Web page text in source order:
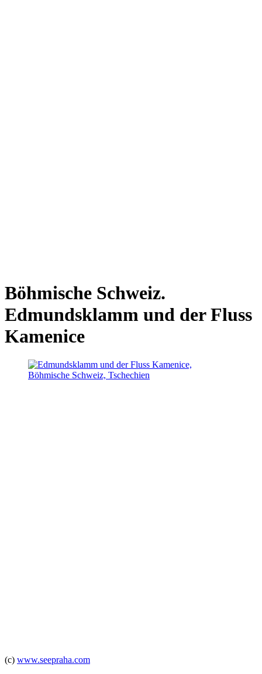
Böhmische Schweiz.
Edmundsklamm und der Fluss
Kamenice
(c) www.seepraha.com